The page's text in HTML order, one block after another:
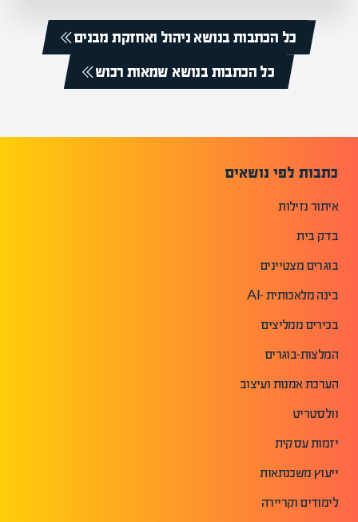
כל הכתבות בנושא ניהול ואחזקת מבנים
כל הכתבות בנושא שמאות רכוש
כתבות לפי נושאים
איתור נזילות
בדק בית
בוגרים מצטיינים
בינה מלאכותית -AI
בכירים ממליצים
המלצות-בוגרים
הערכת אמנות ועיצוב
וולסטריט
יזמות עסקית
ייעוץ משכנתאות
לימודים וקריירה